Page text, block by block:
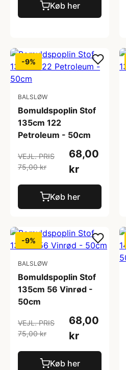
Køb her
-9%
BALSLØW
Bomuldspoplin Stof
135cm 122
Petroleum - 50cm
VEJL. PRIS
75,00 kr
68,00
kr
Køb her
-9%
BALSLØW
Bomuldspoplin Stof
135cm 56 Vinrød -
50cm
VEJL. PRIS
75,00 kr
68,00
kr
Køb her